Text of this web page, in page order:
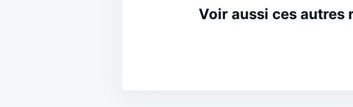
Voir aussi ces autres